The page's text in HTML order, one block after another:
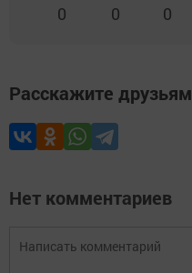
0 0 0
Расскажите друзьям
Нет комментариев